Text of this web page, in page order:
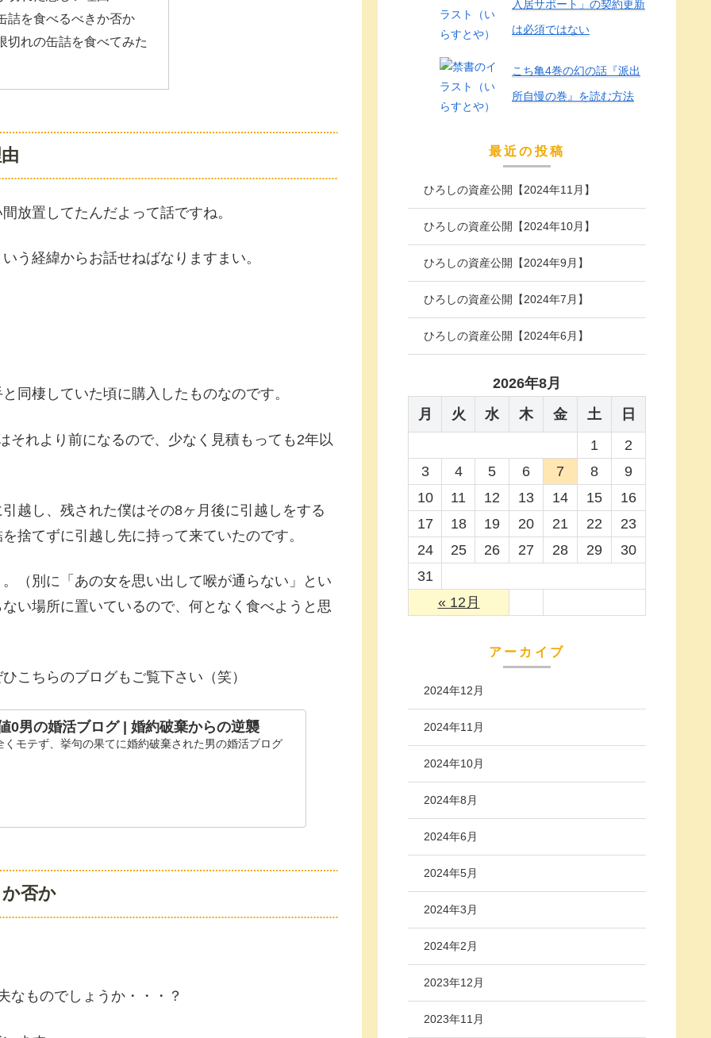
詰を食べるべきか否か
切れの缶詰を食べてみた
放置してたんだよって話ですね。
う経緯からお話せねばなりますまい。
同棲していた頃に購入したものなのです。
それより前になるので、少なく見積もっても2年以
越し、残された僕はその8ヶ月後に引越しをする
捨てずに引越し先に持って来ていたのです。
（別に「あの女を思い出して喉が通らない」とい
い場所に置いているので、何となく食べようと思
こちらのブログもご覧下さい（笑）
0男の婚活ブログ | 婚約破棄からの逆襲
くモテず、挙句の果てに婚約破棄された男の婚活ブログ
否か
なものでしょうか・・・？
入居サポート」の契約更新
は必須ではない
こち亀4巻の幻の話『派出
所自慢の巻』を読む方法
最近の投稿
ひろしの資産公開【2024年11月】
ひろしの資産公開【2024年10月】
ひろしの資産公開【2024年9月】
ひろしの資産公開【2024年7月】
ひろしの資産公開【2024年6月】
2026年8月
月
火 水 木 金 土 日
« 12月
1
2
3
4 5 6 7 8
9
10
11 12 13 14 15
16
17
18 19 20 21 22
23
24
25 26 27 28 29
30
31
アーカイブ
2024年12月
2024年11月
2024年10月
2024年8月
2024年6月
2024年5月
2024年3月
2024年2月
2023年12月
2023年11月